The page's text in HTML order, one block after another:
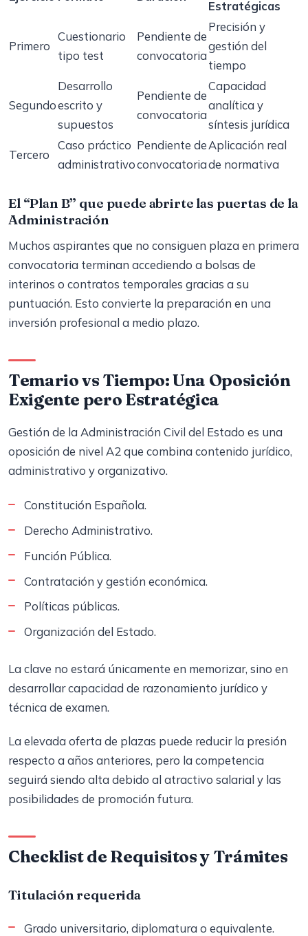
Estratégicas
Primero
Cuestionario
tipo test
Pendiente de
convocatoria
Precisión y
gestión del
tiempo
Segundo
Desarrollo
escrito y
supuestos
Pendiente de
convocatoria
Capacidad
analítica y
síntesis jurídica
Tercero
Caso práctico
administrativo
Pendiente de
convocatoria
Aplicación real
de normativa
El “Plan B” que puede abrirte las puertas de la
Administración
Muchos aspirantes que no consiguen plaza en primera
convocatoria terminan accediendo a bolsas de
interinos o contratos temporales gracias a su
puntuación. Esto convierte la preparación en una
inversión profesional a medio plazo.
Temario vs Tiempo: Una Oposición
Exigente pero Estratégica
Gestión de la Administración Civil del Estado es una
oposición de nivel A2 que combina contenido jurídico,
administrativo y organizativo.
Constitución Española.
Derecho Administrativo.
Función Pública.
Contratación y gestión económica.
Políticas públicas.
Organización del Estado.
La clave no estará únicamente en memorizar, sino en
desarrollar capacidad de razonamiento jurídico y
técnica de examen.
La elevada oferta de plazas puede reducir la presión
respecto a años anteriores, pero la competencia
seguirá siendo alta debido al atractivo salarial y las
posibilidades de promoción futura.
Checklist de Requisitos y Trámites
Titulación requerida
Grado universitario, diplomatura o equivalente.